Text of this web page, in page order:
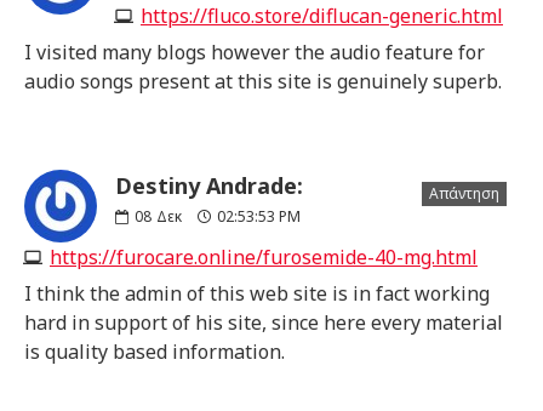
https://fluco.store/diflucan-generic.html
I visited many blogs however the audio feature for
audio songs present at this site is genuinely superb.
Destiny Andrade:
08 Δεκ 02:53:53 PM
https://furocare.online/furosemide-40-mg.html
Απάντηση
I think the admin of this web site is in fact working
hard in support of his site, since here every material
is quality based information.